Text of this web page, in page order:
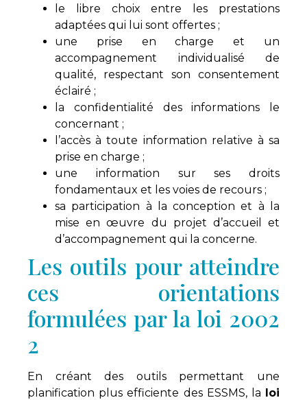
le libre choix entre les prestations
adaptées qui lui sont offertes ;
une prise en charge et un
accompagnement individualisé de
qualité, respectant son consentement
éclairé ;
la confidentialité des informations le
concernant ;
l’accès à toute information relative à sa
prise en charge ;
une information sur ses droits
fondamentaux et les voies de recours ;
sa participation à la conception et à la
mise en œuvre du projet d’accueil et
d’accompagnement qui la concerne.
Les outils pour atteindre
ces orientations
formulées par la loi 2002
2
En créant des outils permettant une
planification plus efficiente des ESSMS, la
loi